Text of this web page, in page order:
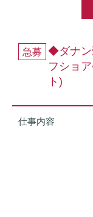
急募
◆ダナン
フショ
ト)
仕事内容